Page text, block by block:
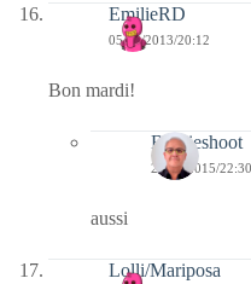
EmilieRD
05/02/2013/20:12
Bon mardi!
Bernieshoot
20/01/2015/22:30
aussi
Lolli/Mariposa